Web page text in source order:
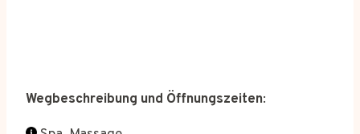
Wegbeschreibung und Öffnungszeiten: